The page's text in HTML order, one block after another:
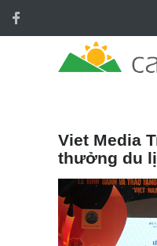
Viet Media
thưởng du